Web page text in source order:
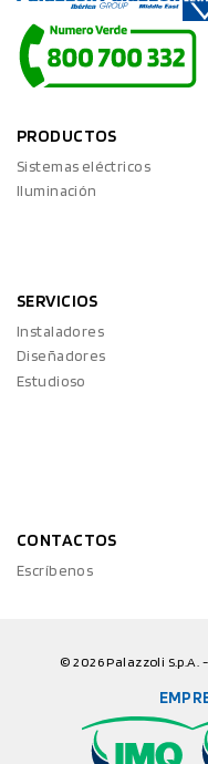
PRODUCTOS
Sistemas eléctricos
Iluminación
SERVICIOS
Instaladores
Diseñadores
Estudioso
CONTACTOS
Escríbenos
© 2026 Palazzoli S.p.A. -